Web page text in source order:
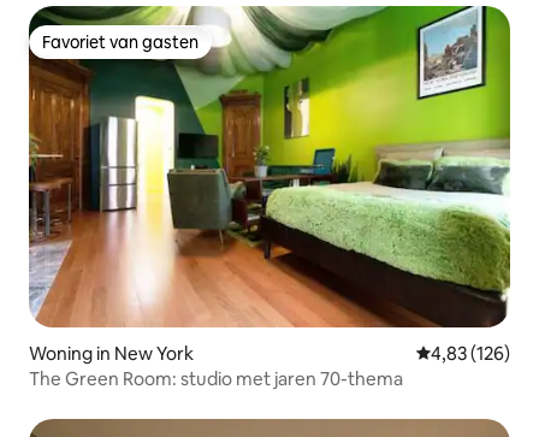
Favoriet van gasten
Favoriet van gasten
Woning in New York Gemiddelde
4,83 (126)
The Green Room: studio met jaren 70-thema